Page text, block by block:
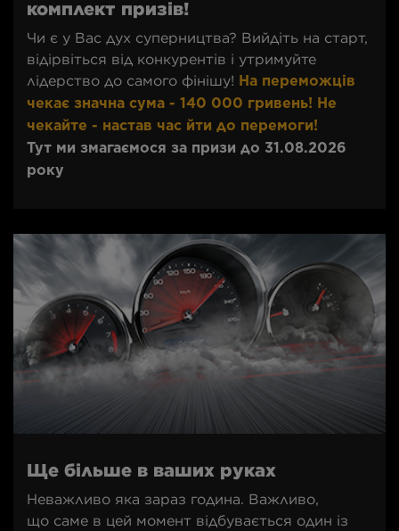
комплект призів!
Чи є у Вас дух суперництва? Вийдіть на старт,
відірвіться від конкурентів і утримуйте
лідерство до самого фінішу! На переможців
чекає значна сума - 140 000 гривень! Не
чекайте - настав час йти до перемоги!
Тут ми змагаємося за призи до 31.08.2026
року
Ще більше в ваших руках
Неважливо яка зараз година. Важливо,
що саме в цей момент відбувається один із